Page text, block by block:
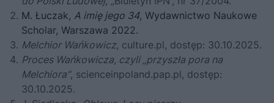
M. Łuczak, A imię jego 34, Wydawnictwo Naukowe
Scholar, Warszawa 2022.
Melchior Wańkowicz, culture.pl, dostęp: 30.10.2025.
Proces Wańkowicza, czyli „przyszła pora na
Melchiora”, scienceinpoland.pap.pl, dostęp:
30.10.2025.